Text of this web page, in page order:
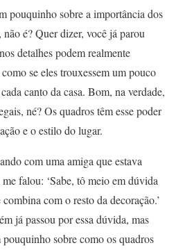
pouquinho sobre a importância dos
é? Quer dizer, você já parou
detalhes podem realmente
se eles trouxessem um pouco
canto da casa. Bom, na verdade,
né? Os quadros têm esse poder
e o estilo do lugar.
com uma amiga que estava
falou: ‘Sabe, tô meio em dúvida
com o resto da decoração.’
já passou por essa dúvida, mas
sobre como os quadros